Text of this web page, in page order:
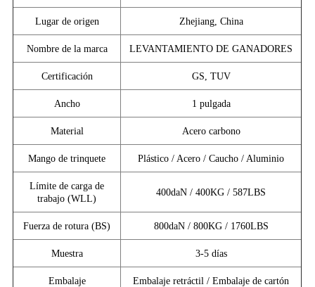
Lugar de origen Zhejiang, China
Nombre de la marca LEVANTAMIENTO DE GANADORES
Certificación GS, TUV
Ancho 1 pulgada
Material Acero carbono
Mango de trinquete Plástico / Acero / Caucho / Aluminio
Límite de carga de
trabajo (WLL)
400daN / 400KG / 587LBS
Fuerza de rotura (BS) 800daN / 800KG / 1760LBS
Muestra 3-5 días
Embalaje Embalaje retráctil / Embalaje de cartón